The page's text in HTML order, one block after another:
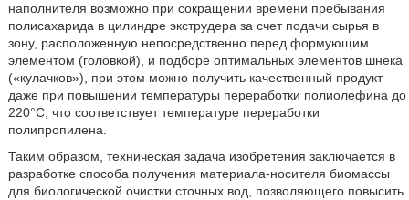
наполнителя возможно при сокращении времени пребывания
полисахарида в цилиндре экструдера за счет подачи сырья в
зону, расположенную непосредственно перед формующим
элементом (головкой), и подборе оптимальных элементов шнека
(«кулачков»), при этом можно получить качественный продукт
даже при повышении температуры переработки полиолефина до
220°С, что соответствует температуре переработки
полипропилена.
Таким образом, техническая задача изобретения заключается в
разработке способа получения материала-носителя биомассы
для биологической очистки сточных вод, позволяющего повысить